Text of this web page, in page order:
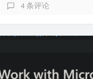
4 条评论